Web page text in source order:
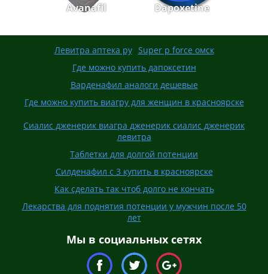
Avanafil Dapoxetine
Левитра аптека ру Super p force омск
Где можно купить дапоксетин
Варденафил аналоги дешевые
Где можно купить виагру для женщин в красноярске
Сиалис дженерик виагра дженерик сиалис дженерик
левитра
Таблетки для долгой потенции
Силденафил с 3 купить в красноярске
Как сделать так чтоб долго не кончать
Лекарства для поднятия потенции у мужчин после 50
лет
Мы в социальных сетях